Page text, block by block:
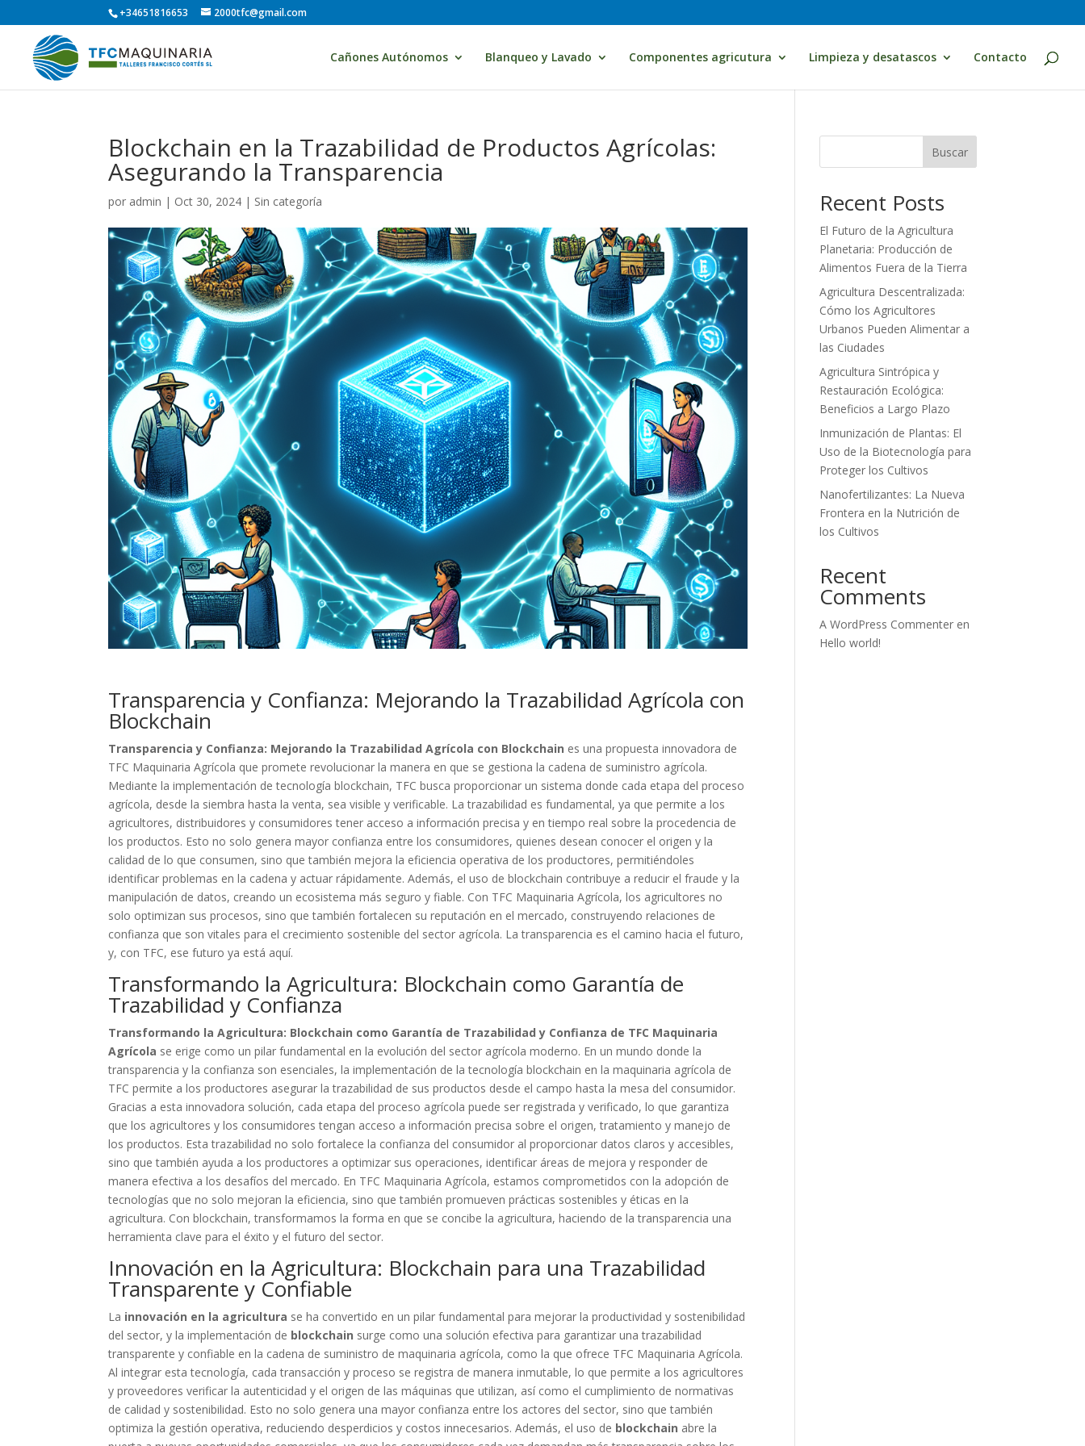
+34651816653 2000tfc@gmail.com
Cañones Autónomos Blanqueo y Lavado Componentes agricutura Limpieza y desatascos Contacto
Blockchain en la Trazabilidad de Productos Agrícolas:
Asegurando la Transparencia
por admin | Oct 30, 2024 | Sin categoría
Transparencia y Confianza: Mejorando la Trazabilidad Agrícola con
Blockchain
Transparencia y Confianza: Mejorando la Trazabilidad Agrícola con Blockchain es una propuesta innovadora de
TFC Maquinaria Agrícola que promete revolucionar la manera en que se gestiona la cadena de suministro agrícola.
Mediante la implementación de tecnología blockchain, TFC busca proporcionar un sistema donde cada etapa del proceso
agrícola, desde la siembra hasta la venta, sea visible y verificable. La trazabilidad es fundamental, ya que permite a los
agricultores, distribuidores y consumidores tener acceso a información precisa y en tiempo real sobre la procedencia de
los productos. Esto no solo genera mayor confianza entre los consumidores, quienes desean conocer el origen y la
calidad de lo que consumen, sino que también mejora la eficiencia operativa de los productores, permitiéndoles
identificar problemas en la cadena y actuar rápidamente. Además, el uso de blockchain contribuye a reducir el fraude y la
manipulación de datos, creando un ecosistema más seguro y fiable. Con TFC Maquinaria Agrícola, los agricultores no
solo optimizan sus procesos, sino que también fortalecen su reputación en el mercado, construyendo relaciones de
confianza que son vitales para el crecimiento sostenible del sector agrícola. La transparencia es el camino hacia el futuro,
y, con TFC, ese futuro ya está aquí.
Transformando la Agricultura: Blockchain como Garantía de
Trazabilidad y Confianza
Transformando la Agricultura: Blockchain como Garantía de Trazabilidad y Confianza de TFC Maquinaria
Agrícola se erige como un pilar fundamental en la evolución del sector agrícola moderno. En un mundo donde la
transparencia y la confianza son esenciales, la implementación de la tecnología blockchain en la maquinaria agrícola de
TFC permite a los productores asegurar la trazabilidad de sus productos desde el campo hasta la mesa del consumidor.
Gracias a esta innovadora solución, cada etapa del proceso agrícola puede ser registrada y verificado, lo que garantiza
que los agricultores y los consumidores tengan acceso a información precisa sobre el origen, tratamiento y manejo de
los productos. Esta trazabilidad no solo fortalece la confianza del consumidor al proporcionar datos claros y accesibles,
sino que también ayuda a los productores a optimizar sus operaciones, identificar áreas de mejora y responder de
manera efectiva a los desafíos del mercado. En TFC Maquinaria Agrícola, estamos comprometidos con la adopción de
tecnologías que no solo mejoran la eficiencia, sino que también promueven prácticas sostenibles y éticas en la
agricultura. Con blockchain, transformamos la forma en que se concibe la agricultura, haciendo de la transparencia una
herramienta clave para el éxito y el futuro del sector.
Innovación en la Agricultura: Blockchain para una Trazabilidad
Transparente y Confiable
La innovación en la agricultura se ha convertido en un pilar fundamental para mejorar la productividad y sostenibilidad
del sector, y la implementación de blockchain surge como una solución efectiva para garantizar una trazabilidad
transparente y confiable en la cadena de suministro de maquinaria agrícola, como la que ofrece TFC Maquinaria Agrícola.
Al integrar esta tecnología, cada transacción y proceso se registra de manera inmutable, lo que permite a los agricultores
y proveedores verificar la autenticidad y el origen de las máquinas que utilizan, así como el cumplimiento de normativas
de calidad y sostenibilidad. Esto no solo genera una mayor confianza entre los actores del sector, sino que también
optimiza la gestión operativa, reduciendo desperdicios y costos innecesarios. Además, el uso de blockchain abre la
Buscar
Recent Posts
El Futuro de la Agricultura
Planetaria: Producción de
Alimentos Fuera de la Tierra
Agricultura Descentralizada:
Cómo los Agricultores
Urbanos Pueden Alimentar a
las Ciudades
Agricultura Sintrópica y
Restauración Ecológica:
Beneficios a Largo Plazo
Inmunización de Plantas: El
Uso de la Biotecnología para
Proteger los Cultivos
Nanofertilizantes: La Nueva
Frontera en la Nutrición de
los Cultivos
Recent
Comments
A WordPress Commenter en
Hello world!